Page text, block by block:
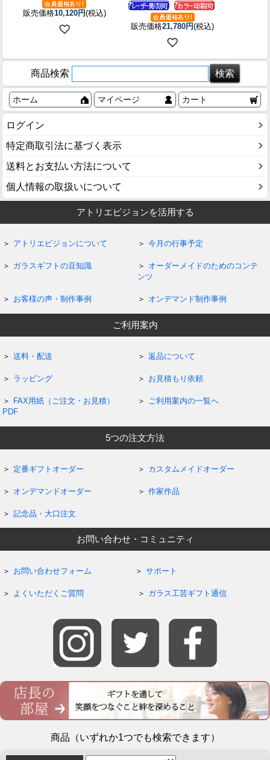
販売価格10,120円(税込)
販売価格21,780円(税込)
商品検索
ホーム マイページ カート
ログイン
特定商取引法に基づく表示
送料とお支払い方法について
個人情報の取扱いについて
アトリエピジョンを活用する
アトリエピジョンについて 今月の行事予定
ガラスギフトの豆知識
オーダーメイドのためのコンテ
ンツ
お客様の声・制作事例 オンデマンド制作事例
ご利用案内
送料・配送 返品について
ラッピング お見積もり依頼
FAX用紙（ご注文・お見積）
PDF
ご利用案内の一覧へ
5つの注文方法
定番ギフトオーダー カスタムメイドオーダー
オンデマンドオーダー 作家作品
記念品・大口注文
お問い合わせ・コミュニティ
お問い合わせフォーム サポート
よくいただくご質問 ガラス工芸ギフト通信
商品（いずれか1つでも検索できます）